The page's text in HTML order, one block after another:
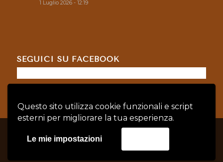
Questo sito utilizza cookie funzionali e script
esterni per migliorare la tua esperienza.
Le mie impostazioni
1 Luglio 2026 - 12:19
SEGUICI SU FACEBOOK
Policy| Cookie Policy